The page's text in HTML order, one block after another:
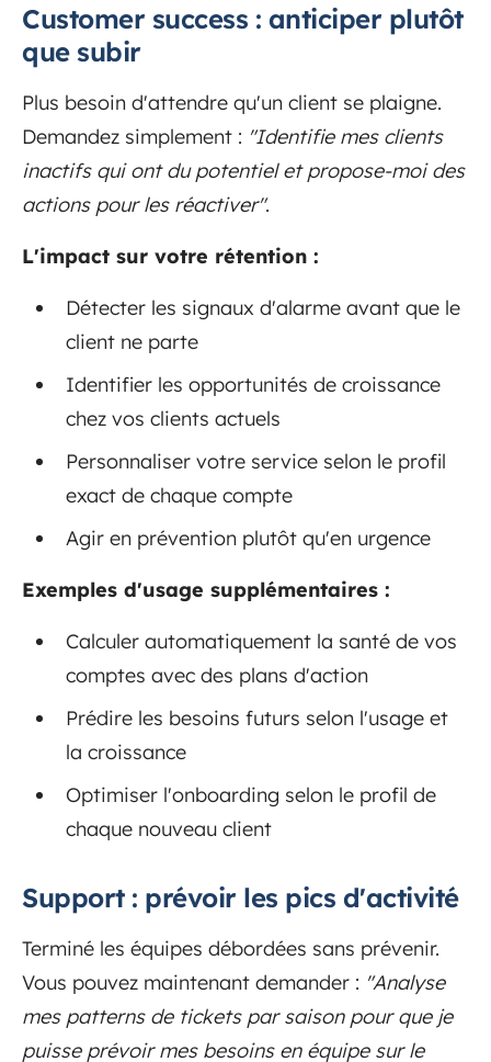
Customer success : anticiper plutôt
que subir
Plus besoin d'attendre qu'un client se plaigne.
Demandez simplement : "Identifie mes clients
inactifs qui ont du potentiel et propose-moi des
actions pour les réactiver".
L'impact sur votre rétention :
Détecter les signaux d'alarme avant que le
client ne parte
Identifier les opportunités de croissance
chez vos clients actuels
Personnaliser votre service selon le profil
exact de chaque compte
Agir en prévention plutôt qu'en urgence
Exemples d'usage supplémentaires :
Calculer automatiquement la santé de vos
comptes avec des plans d'action
Prédire les besoins futurs selon l'usage et
la croissance
Optimiser l'onboarding selon le profil de
chaque nouveau client
Support : prévoir les pics d'activité
Terminé les équipes débordées sans prévenir.
Vous pouvez maintenant demander : "Analyse
mes patterns de tickets par saison pour que je
puisse prévoir mes besoins en équipe sur le